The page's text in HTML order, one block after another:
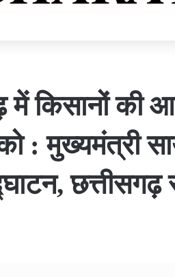
में किसानों की
: मुख्यमंत्री